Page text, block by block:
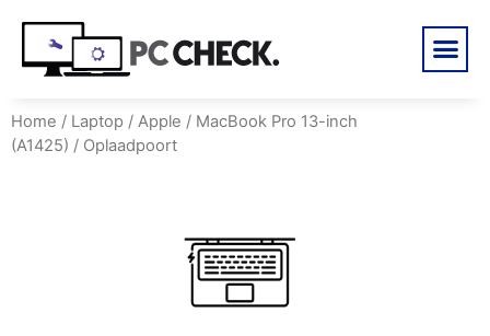
Home / Laptop / Apple / MacBook Pro 13-inch
(A1425) / Oplaadpoort